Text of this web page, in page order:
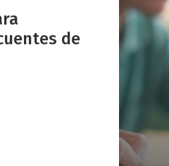
de